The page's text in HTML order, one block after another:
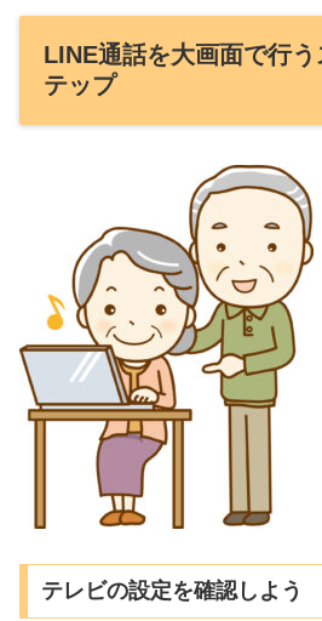
LINE通話を大画面で行
テップ
テレビの設定を確認しよう